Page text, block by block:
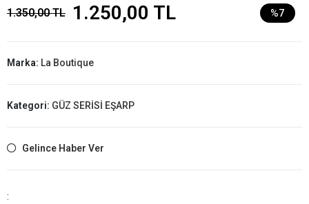
1.350,00 TL 1.250,00 TL %7
Marka: La Boutique
Kategori: GÜZ SERİSİ EŞARP
Gelince Haber Ver
: